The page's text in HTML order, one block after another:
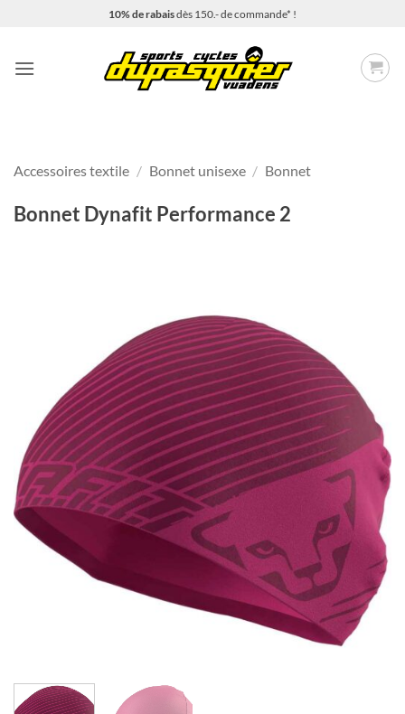
10% de rabaisdès 150.- de commande* !
Accessoires textile / Bonnet unisexe / Bonnet
Bonnet Dynafit Performance 2